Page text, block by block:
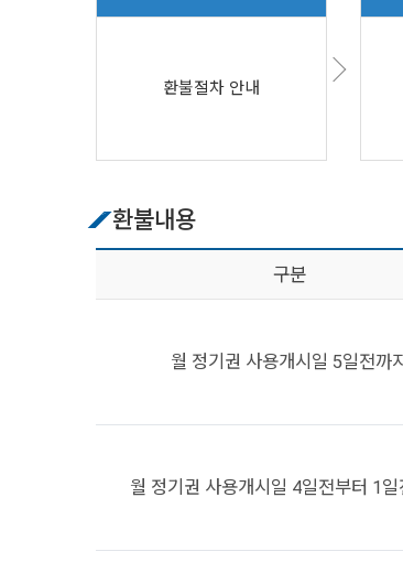
환불절차 안내
환불내용
구분
월 정기권 사용개시일 5일전까지
월 정기권 사용개시일 4일전부터 1일